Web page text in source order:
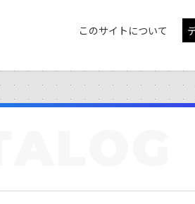
このサイトについて